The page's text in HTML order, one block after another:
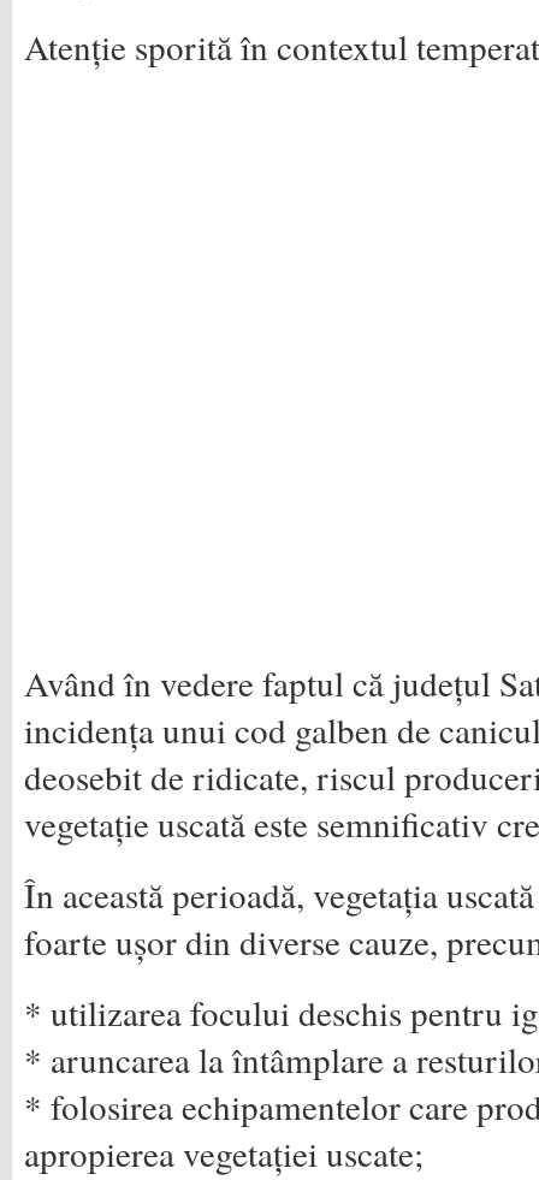
Atenție sporită în contextul
Având în vedere faptul că județul
incidența unui cod galben de
deosebit de ridicate, riscul
vegetație uscată este semnificativ
În această perioadă, vegetația
foarte ușor din diverse cauze,
* utilizarea focului deschis pentru
* aruncarea la întâmplare a
* folosirea echipamentelor care
apropierea vegetației uscate;